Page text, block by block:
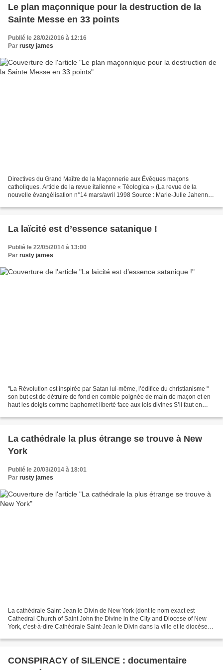
Le plan maçonnique pour la destruction de la
Sainte Messe en 33 points
Publié le 28/02/2016 à 12:16
Par rusty james
Directives du Grand Maître de la Maçonnerie aux Évêques maçons
catholiques. Article de la revue italienne « Téologica » (La revue de la
nouvelle évangélisation n°14 mars/avril 1998 Source : Marie-Julie Jahenny
La laïcité est d’essence satanique !
Publié le 22/05/2014 à 13:00
Par rusty james
"La Révolution est inspirée par Satan lui-même, l’édifice du christianisme "
son but est de détruire de fond en comble poignée de main de maçon et en
haut les doigts comme baphomet liberté face aux lois divines S’il faut en
La cathédrale la plus étrange se trouve à New
York
Publié le 20/03/2014 à 18:01
Par rusty james
La cathédrale Saint-Jean le Divin de New York (dont le nom exact est
Cathedral Church of Saint John the Divine in the City and Diocese of New
York, c’est-à-dire Cathédrale Saint-Jean le Divin dans la ville et le diocèse
CONSPIRACY of SILENCE : documentaire